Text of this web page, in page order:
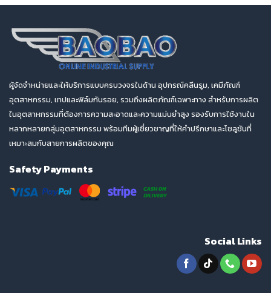
ผู้จัดจำหน่ายและให้บริการแบบครบวงจรในด้าน อุปกรณ์คลีนรูม, เคมีภัณฑ์
อุตสาหกรรม, เทปและฟิล์มกันรอย, รวมถึงผลิตภัณฑ์เฉพาะทาง สำหรับการผลิต
ในอุตสาหกรรมที่ต้องการความสะอาดและความแม่นยำสูง รองรับการใช้งานใน
หลากหลายกลุ่มอุตสาหกรรม พร้อมทีมผู้เชี่ยวชาญที่ให้คำปรึกษาและโซลูชันที่
เหมาะสมกับสายการผลิตของคุณ
Safety Payments
Social Links